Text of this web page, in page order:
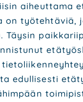
aiheut­ta­ma
on työ­teh­tä­viä,
Täy­sin
edul­li­ses­ti